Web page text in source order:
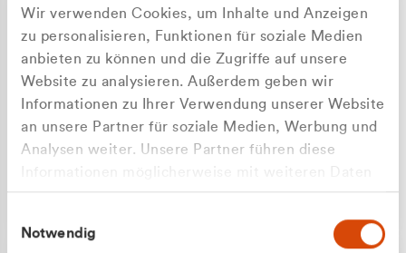
Wir verwenden Cookies, um Inhalte und Anzeigen
zu personalisieren, Funktionen für soziale Medien
anbieten zu können und die Zugriffe auf unsere
Website zu analysieren. Außerdem geben wir
Informationen zu Ihrer Verwendung unserer Website
an unsere Partner für soziale Medien, Werbung und
Analysen weiter. Unsere Partner führen diese
zusammen, die Sie ihnen bereitgestellt haben oder
gesammelt haben.
Notwendig
Apilash Balanesan